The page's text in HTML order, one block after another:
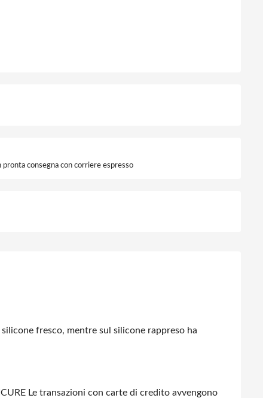
consegna con corriere espresso
fresco, mentre sul silicone rappreso ha
Le transazioni con carte di credito avvengono